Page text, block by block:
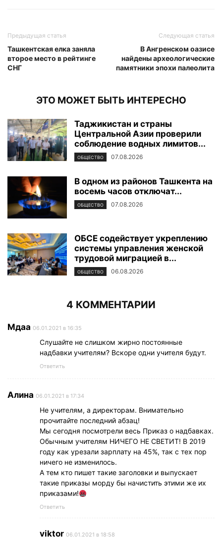
Предыдущая статья
Ташкентская елка заняла
второе место в рейтинге
СНГ
Следующая статья
В Ангренском оазисе
найдены археологические
памятники эпохи палеолита
ЭТО МОЖЕТ БЫТЬ ИНТЕРЕСНО
Таджикистан и страны
Центральной Азии проверили
соблюдение водных лимитов...
ОБЩЕСТВО 07.08.2026
В одном из районов Ташкента на
восемь часов отключат...
ОБЩЕСТВО 07.08.2026
ОБСЕ содействует укреплению
системы управления женской
трудовой миграцией в...
ОБЩЕСТВО 06.08.2026
4 КОММЕНТАРИИ
Мдаа 06.01.2021 в 16:35
Слушайте не слишком жирно постоянные
надбавки учителям? Вскоре одни учителя будут.
Ответить
Алина 06.01.2021 в 17:34
Не учителям, а директорам. Внимательно
прочитайте последний абзац!
Мы сегодня посмотрели весь Приказ о надбавках.
Обычным учителям НИЧЕГО НЕ СВЕТИТ! В 2019
году как урезали зарплату на 45%, так с тех пор
ничего не изменилось.
А тем кто пишет такие заголовки и выпускает
такие приказы морду бы начистить этими же их
приказами!
Ответить
viktor 06.01.2021 в 18:58